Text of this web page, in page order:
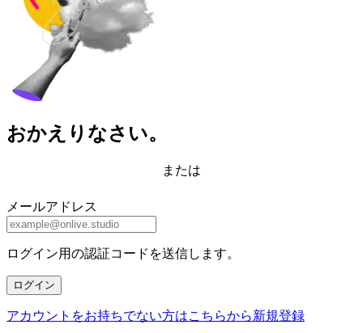
おかえりなさい。
または
メールアドレス
ログイン用の認証コードを送信します。
ログイン
アカウントをお持ちでない方はこちらから新規登録